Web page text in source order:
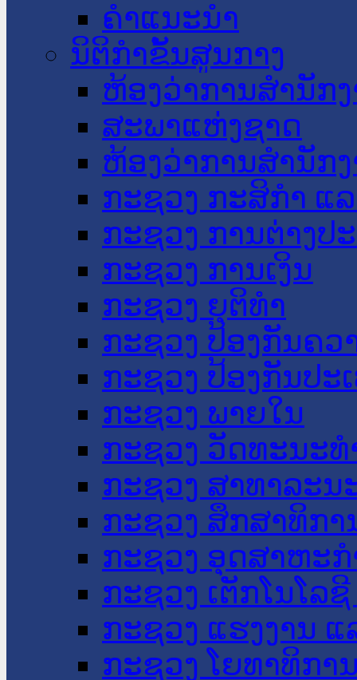
ຄໍາແນະນໍາ
ນິຕິກໍາຂັ້ນສູນກາງ
ຫ້ອງວ່າການສໍານັກ
ສະພາແຫ່ງຊາດ
ຫ້ອງວ່າການສຳນັກ
ກະຊວງ ກະສິກຳ ແ
ກະຊວງ ການຕ່າງປ
ກະຊວງ ການເງິນ
ກະຊວງ ຍຸຕິທໍາ
ກະຊວງ ປ້ອງກັນຄວ
ກະຊວງ ປ້ອງກັນປະ
ກະຊວງ ພາຍໃນ
ກະຊວງ ວັດທະນະ
ກະຊວງ ສາທາລະນ
ກະຊວງ ສຶກສາທິກາ
ກະຊວງ ອຸດສາຫະ
ກະຊວງ ເຕັກໂນໂລ
ກະຊວງ ແຮງງານ
ກະຊວງ ໂຍທາທິກາ